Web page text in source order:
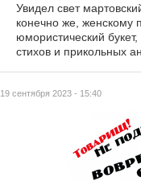
19 сентября 2023 - 15:40
Увидел свет
конечно же, женскому празднику. Наших
юмористический
стихов и прикольных